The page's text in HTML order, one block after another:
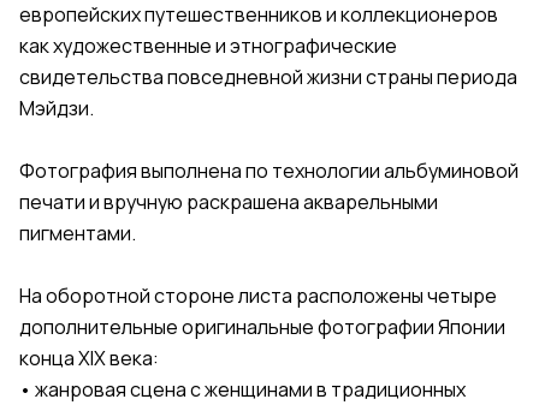
европейских путешественников и коллекционеров
как художественные и этнографические
свидетельства повседневной жизни страны периода
Мэйдзи.
Фотография выполнена по технологии альбуминовой
печати и вручную раскрашена акварельными
пигментами.
На оборотной стороне листа расположены четыре
дополнительные оригинальные фотографии Японии
конца XIX века:
• жанровая сцена с женщинами в традиционных